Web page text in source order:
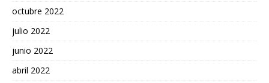
octubre 2022
julio 2022
junio 2022
abril 2022